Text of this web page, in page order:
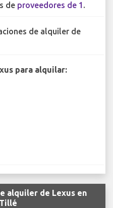
de proveedores de 1 .
de alquiler de
para alquilar:
alquiler de Lexus en